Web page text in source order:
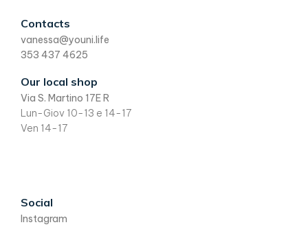
Custom
Footer
Contacts
vanessa@youni.life
353 437 4625
Our local shop
Via S. Martino 17E R
Lun-Giov 10-13 e 14-17
Ven 14-17
Social
Instagram